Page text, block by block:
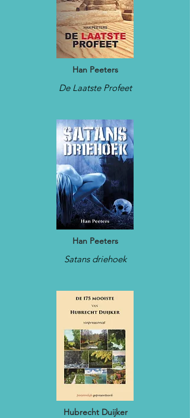
Han Peeters
De Laatste Profeet
Han Peeters
Satans driehoek
Hubrecht Duijker